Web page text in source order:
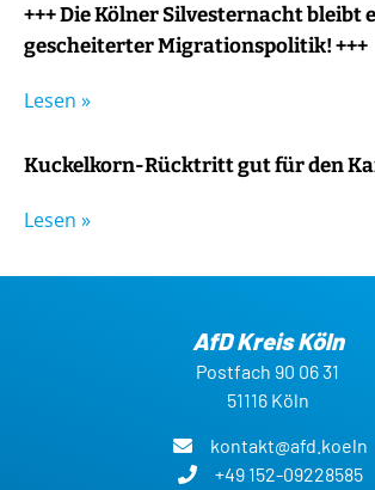
+++ Die Kölner Silvesternacht bleibt
gescheiterter Migrationspolitik! +++
Lesen »
Kuckelkorn-Rücktritt gut für den
Lesen »
AfD Kreis Köln
Postfach 90 06 31
51116 Köln
kontakt@afd.koeln
+49 152-09228585